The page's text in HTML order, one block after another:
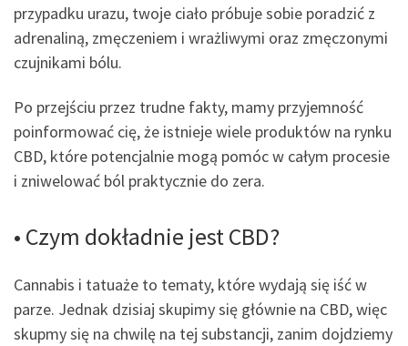
przypadku urazu, twoje ciało próbuje sobie poradzić z
adrenaliną, zmęczeniem i wrażliwymi oraz zmęczonymi
czujnikami bólu.
Po przejściu przez trudne fakty, mamy przyjemność
poinformować cię, że istnieje wiele produktów na rynku
CBD, które potencjalnie mogą pomóc w całym procesie
i zniwelować ból praktycznie do zera.
• Czym dokładnie jest CBD?
Cannabis i tatuaże to tematy, które wydają się iść w
parze. Jednak dzisiaj skupimy się głównie na CBD, więc
skupmy się na chwilę na tej substancji, zanim dojdziemy